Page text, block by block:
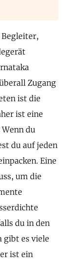
Zugang
ist die
ist eine
du
du auf jeden
Eine
um die
du in den
gibt es viele
ist ein